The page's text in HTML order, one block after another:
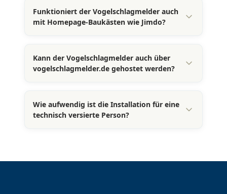
Funktioniert der Vogelschlagmelder auch
mit Homepage-Baukästen wie Jimdo?
Kann der Vogelschlagmelder auch über
vogelschlagmelder.de gehostet werden?
Wie aufwendig ist die Installation für eine
technisch versierte Person?